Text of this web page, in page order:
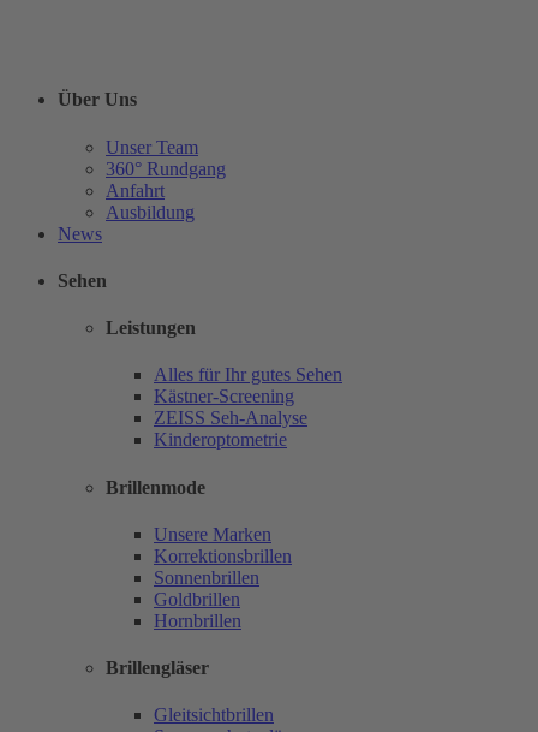
Über Uns
Unser Team
360° Rundgang
Anfahrt
Ausbildung
News
Sehen
Leistungen
Alles für Ihr gutes Sehen
Kästner-Screening
ZEISS Seh-Analyse
Kinderoptometrie
Brillenmode
Unsere Marken
Korrektionsbrillen
Sonnenbrillen
Goldbrillen
Hornbrillen
Brillengläser
Gleitsichtbrillen